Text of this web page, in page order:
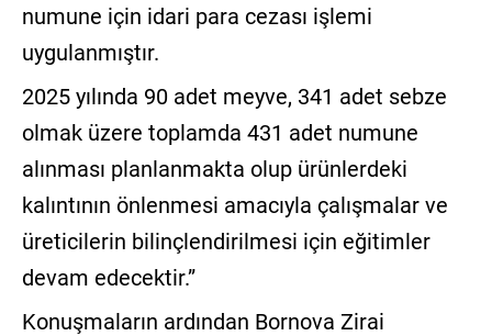
numune için idari para cezası işlemi
uygulanmıştır.
2025 yılında 90 adet meyve, 341 adet sebze
olmak üzere toplamda 431 adet numune
alınması planlanmakta olup ürünlerdeki
kalıntının önlenmesi amacıyla çalışmalar ve
üreticilerin bilinçlendirilmesi için eğitimler
devam edecektir.”
Konuşmaların ardından Bornova Zirai